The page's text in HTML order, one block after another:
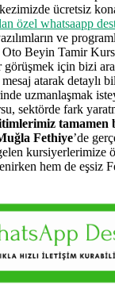
ücretsiz
özel whatsaapp
ve
Beyin Tamir
görüşmek için bizi
atarak detaylı
uzmanlaşmak
sektörde fark
tamamen
Fethiye’de
kursiyerlerimize
hem de eşsiz